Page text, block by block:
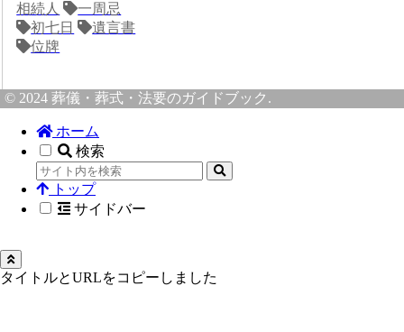
相続人
一周忌
初七日
遺言書
位牌
© 2024 葬儀・葬式・法要のガイドブック.
ホーム
検索
トップ
サイドバー
タイトルとURLをコピーしました